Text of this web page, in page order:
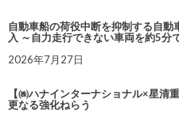
自動車船の荷役中断を抑制する自
入 ～自力走行できない車両を約5分
2026年7月27日
【㈱ハナインターナショナル×星清
更なる強化ねらう